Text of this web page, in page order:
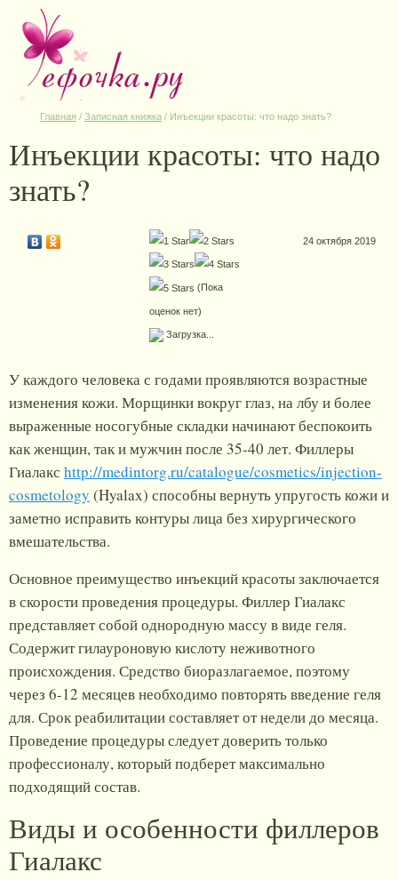
Главная / Записная книжка / Инъекции красоты: что надо знать?
Инъекции красоты: что надо
знать?
(Пока
оценок нет)
Загрузка...
24 октября 2019
У каждого человека с годами проявляются возрастные
изменения кожи. Морщинки вокруг глаз, на лбу и более
выраженные носогубные складки начинают беспокоить
как женщин, так и мужчин после 35-40 лет. Филлеры
Гиалакс http://medintorg.ru/catalogue/cosmetics/injection-
cosmetology (Hyalax) способны вернуть упругость кожи и
заметно исправить контуры лица без хирургического
вмешательства.
Основное преимущество инъекций красоты заключается
в скорости проведения процедуры. Филлер Гиалакс
представляет собой однородную массу в виде геля.
Содержит гилауроновую кислоту неживотного
происхождения. Средство биоразлагаемое, поэтому
через 6-12 месяцев необходимо повторять введение геля
для. Срок реабилитации составляет от недели до месяца.
Проведение процедуры следует доверить только
профессионалу, который подберет максимально
подходящий состав.
Виды и особенности филлеров
Гиалакс